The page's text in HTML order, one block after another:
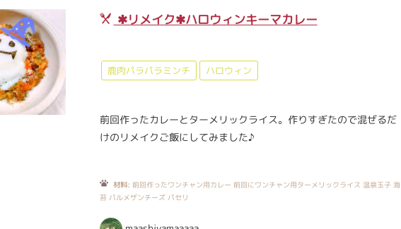
✱リメイク✱ハロウィンキーマカレー
鹿肉パラパラミンチ ハロウィン
前回作ったカレーとターメリックライス。作りすぎたので混ぜるだ
けのリメイクご飯にしてみました♪
材料: 前回作ったワンチャン用カレー 前回にワンチャン用ターメリックライス 温泉玉子 海
苔 パルメザンチーズ パセリ